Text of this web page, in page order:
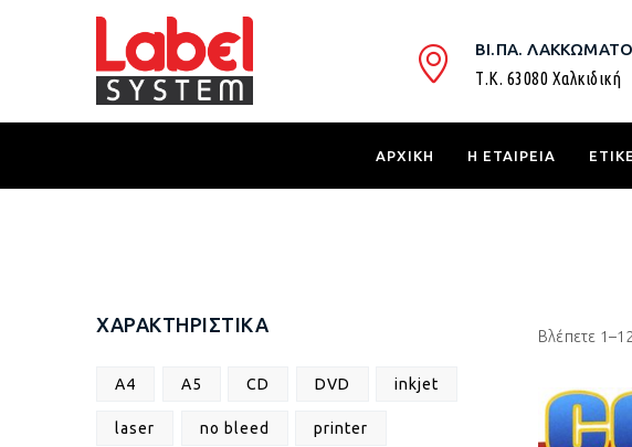
ΒΙ.ΠΑ.
Τ.Κ. 63080 Χαλκιδική
ΑΡΧΙΚΗ Η ΕΤΑΙΡΕΙΑ
Βλέπετε
ΧΑΡΑΚΤΗΡΙΣΤΙΚΑ
A4 A5 CD DVD inkjet
laser no bleed printer